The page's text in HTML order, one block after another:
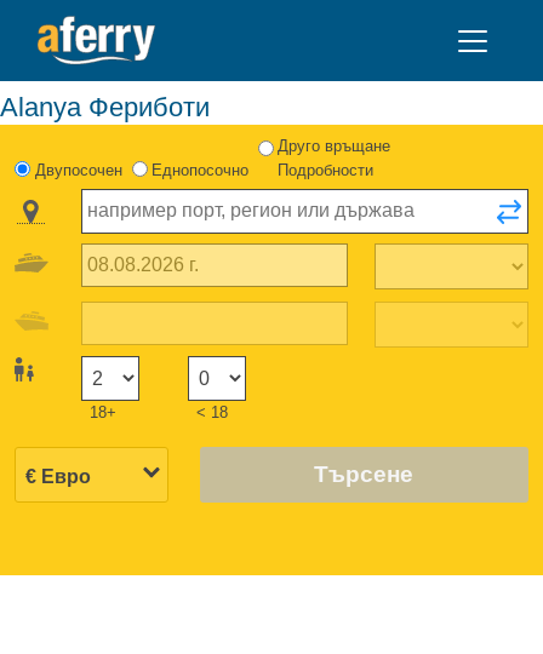
Alanya Фериботи
Двупосочен Еднопосочно
Друго връщане
Подробности
18+ < 18
Търсене